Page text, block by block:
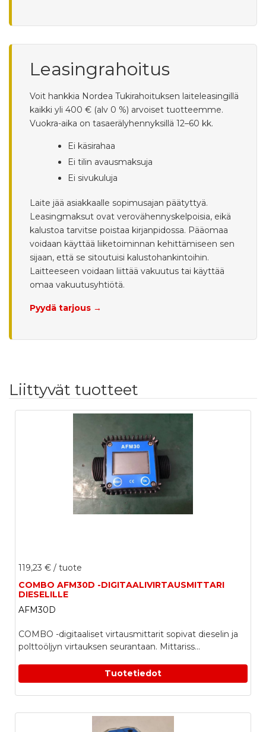
Leasingrahoitus
Voit hankkia Nordea Tukirahoituksen laiteleasingillä
kaikki yli 400 € (alv 0 %) arvoiset tuotteemme.
Vuokra-aika on tasaerälyhennyksillä 12–60 kk.
Ei käsirahaa
Ei tilin avausmaksuja
Ei sivukuluja
Laite jää asiakkaalle sopimusajan päätyttyä.
Leasingmaksut ovat verovähennyskelpoisia, eikä
kalustoa tarvitse poistaa kirjanpidossa. Pääomaa
voidaan käyttää liiketoiminnan kehittämiseen sen
sijaan, että se sitoutuisi kalustohankintoihin.
Laitteeseen voidaan liittää vakuutus tai käyttää
omaa vakuutusyhtiötä.
Pyydä tarjous →
Liittyvät tuotteet
119,23 € / tuote
COMBO AFM30D -DIGITAALIVIRTAUSMITTARI
DIESELILLE
AFM30D
COMBO -digitaaliset virtausmittarit sopivat dieselin ja
polttoöljyn virtauksen seurantaan. Mittariss...
Tuotetiedot